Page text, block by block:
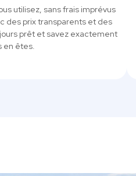
utilisez, sans frais imprévus
des prix transparents et des
prêt et savez exactement
en êtes.